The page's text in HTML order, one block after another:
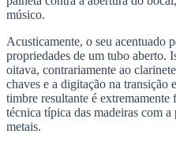
músico.
Acusticamente, o seu acentuado
propriedades de um tubo aberto.
oitava, contrariamente ao
chaves e a digitação na transição
timbre resultante é
técnica típica das madeiras com
metais.